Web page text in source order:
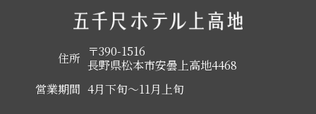
住所
〒390-1516
長野県松本市安曇上高地4468
営業期間 4月下旬～11月上旬